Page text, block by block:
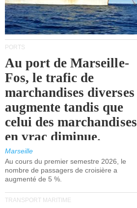
PORTS
Au port de Marseille-
Fos, le trafic de
marchandises diverses
augmente tandis que
celui des marchandises
en vrac diminue.
Marseille
Au cours du premier semestre 2026, le
nombre de passagers de croisière a
augmenté de 5 %.
TRANSPORT MARITIME